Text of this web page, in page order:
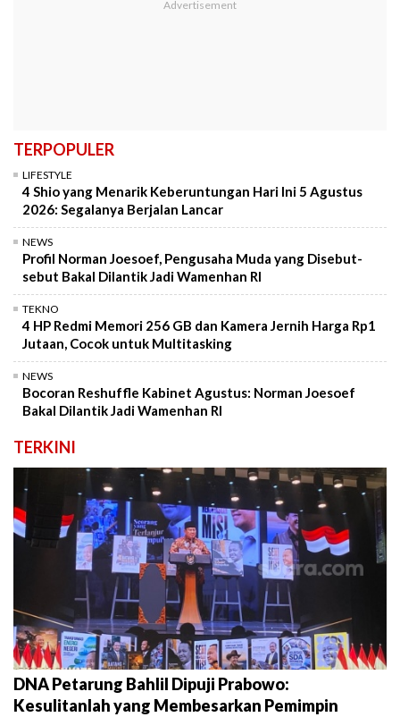
TERPOPULER
LIFESTYLE
4 Shio yang Menarik Keberuntungan Hari Ini 5 Agustus
2026: Segalanya Berjalan Lancar
NEWS
Profil Norman Joesoef, Pengusaha Muda yang Disebut-
sebut Bakal Dilantik Jadi Wamenhan RI
TEKNO
4 HP Redmi Memori 256 GB dan Kamera Jernih Harga Rp1
Jutaan, Cocok untuk Multitasking
NEWS
Bocoran Reshuffle Kabinet Agustus: Norman Joesoef
Bakal Dilantik Jadi Wamenhan RI
TERKINI
DNA Petarung Bahlil Dipuji Prabowo:
Kesulitanlah yang Membesarkan Pemimpin